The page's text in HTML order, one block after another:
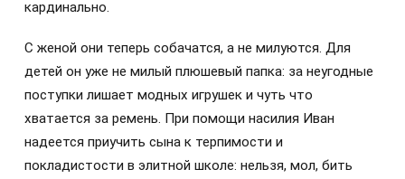
кардинально.
С женой они теперь собачатся, а не милуются. Для
детей он уже не милый плюшевый папка: за неугодные
поступки лишает модных игрушек и чуть что
хватается за ремень. При помощи насилия Иван
надеется приучить сына к терпимости и
покладистости в элитной школе: нельзя, мол, бить